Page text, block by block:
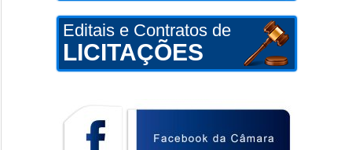
Editais e Contratos de
LICITAÇÕES